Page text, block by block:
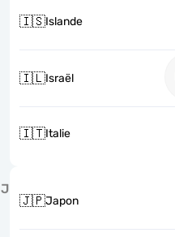
🇮🇸Islande
🇮🇱Israël
🇮🇹Italie
J
🇯🇵Japon